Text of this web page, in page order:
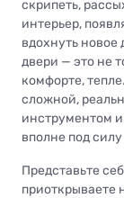
скрипеть,
интерьер,
вдохнуть новое
двери — это не
комфорте,
сложной,
инструментом и
вполне под
Представьте
приоткрываете